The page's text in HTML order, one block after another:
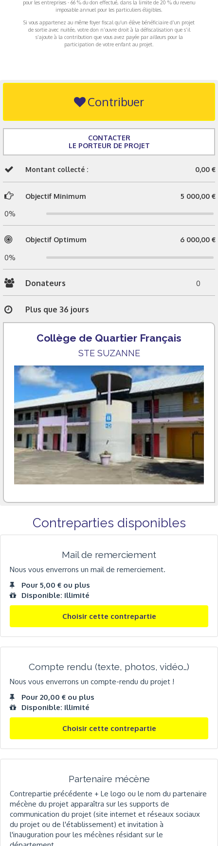
pour les entreprises - 66 % du don effectué, dans la limite de 20 % du revenu
imposable annuel pour les particuliers éligibles.
Si vous appartenez au même foyer fiscal qu’un élève bénéficiaire d’un projet
de sortie avec nuitée, votre don n’ouvre droit à la défiscalisation que s’il
s’ajoute à la contribution que vous avez payée par ailleurs pour la
participation de votre enfant au projet.
Contribuer
CONTACTER
LE PORTEUR DE PROJET
Montant collecté : 0,00 €
Objectif Minimum 5 000,00 €
0%
Objectif Optimum 6 000,00 €
0%
Donateurs 0
Plus que 36 jours
Collège de Quartier Français
STE SUZANNE
Contreparties disponibles
Mail de remerciement
Nous vous enverrons un mail de remerciement.
Pour 5,00 € ou plus
Disponible: Illimité
Choisir cette contrepartie
Compte rendu (texte, photos, vidéo…)
Nous vous enverrons un compte-rendu du projet !
Pour 20,00 € ou plus
Disponible: Illimité
Choisir cette contrepartie
Partenaire mécène
Contrepartie précédente + Le logo ou le nom du partenaire
mécène du projet apparaîtra sur les supports de
communication du projet (site internet et réseaux sociaux
du projet ou de l'établissement) et invitation à
l'inauguration pour les mécènes résidant sur le